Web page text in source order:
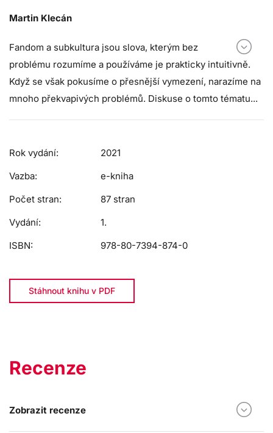
Martin Klecán
Fandom a subkultura jsou slova, kterým bez
problému rozumíme a používáme je prakticky intuitivně.
Když se však pokusíme o přesnější vymezení, narazíme na
mnoho překvapivých problémů. Diskuse o tomto tématu...
Rok vydání:
2021
Vazba:
e-kniha
Počet stran:
87 stran
Vydání:
1.
ISBN:
978-80-7394-874-0
Stáhnout knihu v PDF
Recenze
Zobrazit recenze